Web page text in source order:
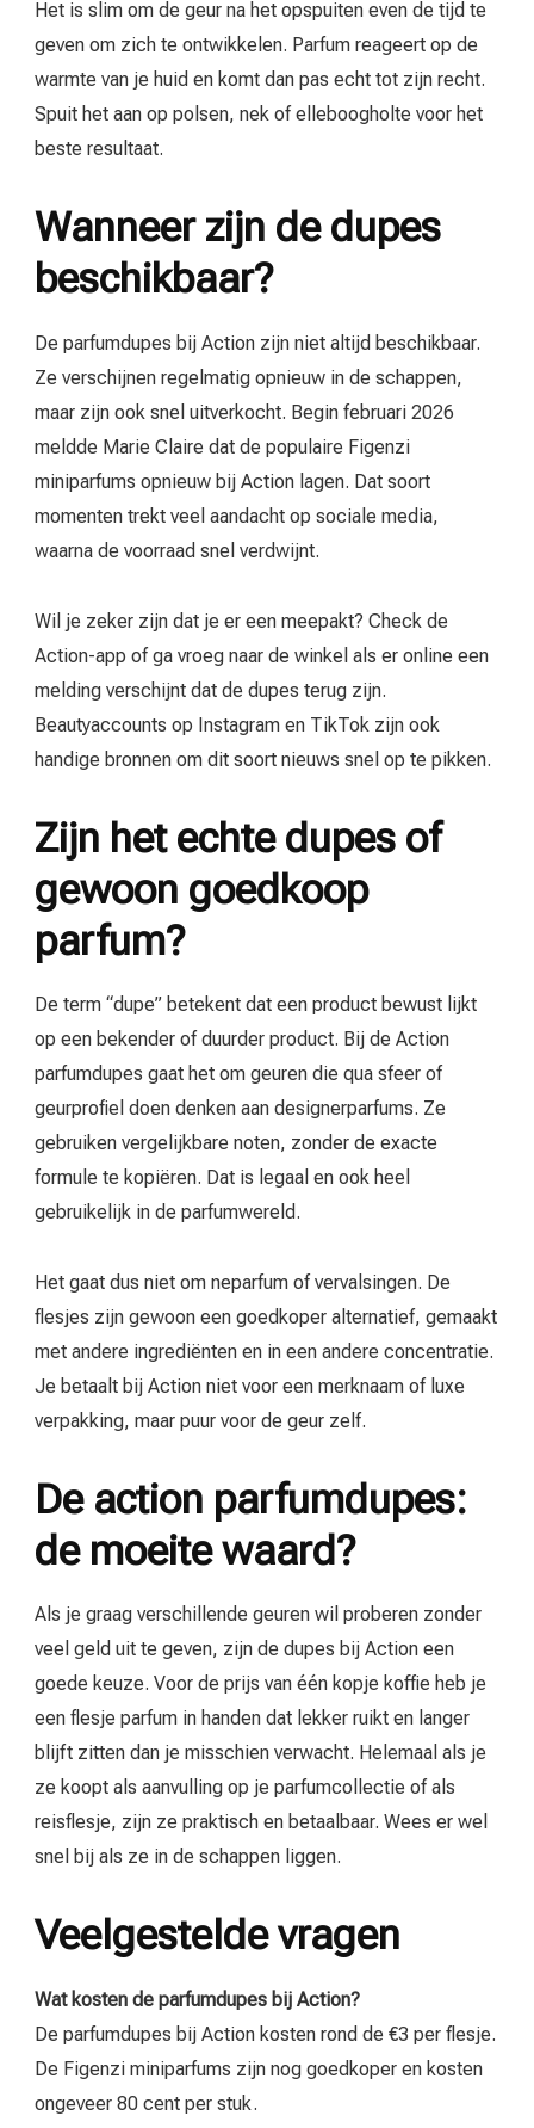
Het is slim om de geur na het opspuiten even de tijd te
geven om zich te ontwikkelen. Parfum reageert op de
warmte van je huid en komt dan pas echt tot zijn recht.
Spuit het aan op polsen, nek of elleboogholte voor het
beste resultaat.
Wanneer zijn de dupes
beschikbaar?
De parfumdupes bij Action zijn niet altijd beschikbaar.
Ze verschijnen regelmatig opnieuw in de schappen,
maar zijn ook snel uitverkocht. Begin februari 2026
meldde Marie Claire dat de populaire Figenzi
miniparfums opnieuw bij Action lagen. Dat soort
momenten trekt veel aandacht op sociale media,
waarna de voorraad snel verdwijnt.
Wil je zeker zijn dat je er een meepakt? Check de
Action-app of ga vroeg naar de winkel als er online een
melding verschijnt dat de dupes terug zijn.
Beautyaccounts op Instagram en TikTok zijn ook
handige bronnen om dit soort nieuws snel op te pikken.
Zijn het echte dupes of
gewoon goedkoop
parfum?
De term “dupe” betekent dat een product bewust lijkt
op een bekender of duurder product. Bij de Action
parfumdupes gaat het om geuren die qua sfeer of
geurprofiel doen denken aan designerparfums. Ze
gebruiken vergelijkbare noten, zonder de exacte
formule te kopiëren. Dat is legaal en ook heel
gebruikelijk in de parfumwereld.
Het gaat dus niet om neparfum of vervalsingen. De
flesjes zijn gewoon een goedkoper alternatief, gemaakt
met andere ingrediënten en in een andere concentratie.
Je betaalt bij Action niet voor een merknaam of luxe
verpakking, maar puur voor de geur zelf.
De action parfumdupes:
de moeite waard?
Als je graag verschillende geuren wil proberen zonder
veel geld uit te geven, zijn de dupes bij Action een
goede keuze. Voor de prijs van één kopje koffie heb je
een flesje parfum in handen dat lekker ruikt en langer
blijft zitten dan je misschien verwacht. Helemaal als je
ze koopt als aanvulling op je parfumcollectie of als
reisflesje, zijn ze praktisch en betaalbaar. Wees er wel
snel bij als ze in de schappen liggen.
Veelgestelde vragen
Wat kosten de parfumdupes bij Action?
De parfumdupes bij Action kosten rond de €3 per flesje.
De Figenzi miniparfums zijn nog goedkoper en kosten
ongeveer 80 cent per stuk.